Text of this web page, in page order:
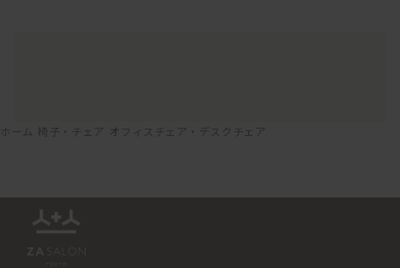
ホーム 椅子・チェア オフィスチェア・デスクチェア